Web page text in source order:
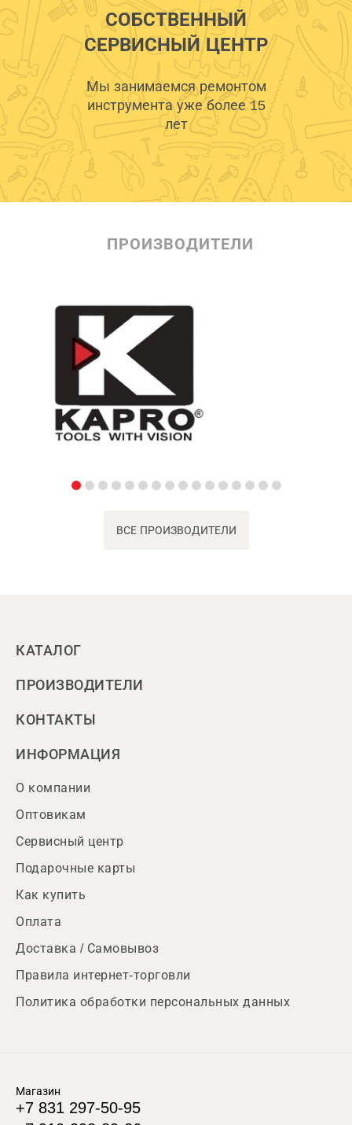
СОБСТВЕННЫЙ
СЕРВИСНЫЙ ЦЕНТР
Мы занимаемся ремонтом
инструмента уже более 15
лет
ПРОИЗВОДИТЕЛИ
ВСЕ ПРОИЗВОДИТЕЛИ
КАТАЛОГ
ПРОИЗВОДИТЕЛИ
КОНТАКТЫ
ИНФОРМАЦИЯ
О компании
Оптовикам
Сервисный центр
Подарочные карты
Как купить
Оплата
Доставка / Самовывоз
Правила интернет-торговли
Политика обработки персональных данных
Магазин
+7 831 297-50-95